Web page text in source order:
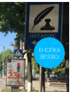
КНОПКА
ЗВ'ЯЗКУ